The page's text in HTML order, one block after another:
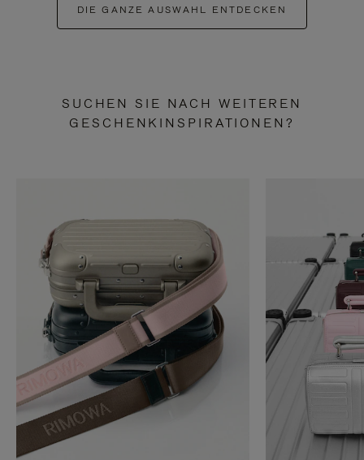
DIE GANZE AUSWAHL ENTDECKEN
SUCHEN SIE NACH WEITEREN
GESCHENKINSPIRATIONEN?